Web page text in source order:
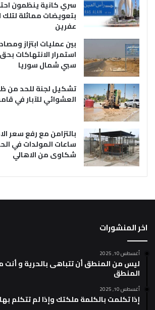
سري كانية ينظمون
بتعويضات مماثلة
عفرين
بين عمليات ابتزاز
استمرار الانتهاكات
سبي شمال سوريا
تشكيل لجنة للحد من
العشوائي للآبار في
بالتزامن مع رفع سعر
ساعات المولدات في
شكاوى من الاهالي
اخر المنشورات
أغسطس 10, 2025
ليس من المنطق أن تتباهى بالحرية و أنت
المنطق
أغسطس 10, 2025
إذا تكلمت بالكلمة ملكتك وإذا لم تتكلم